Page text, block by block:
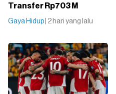
Transfer Rp703 M
Gaya Hidup | 2 hari yang lalu